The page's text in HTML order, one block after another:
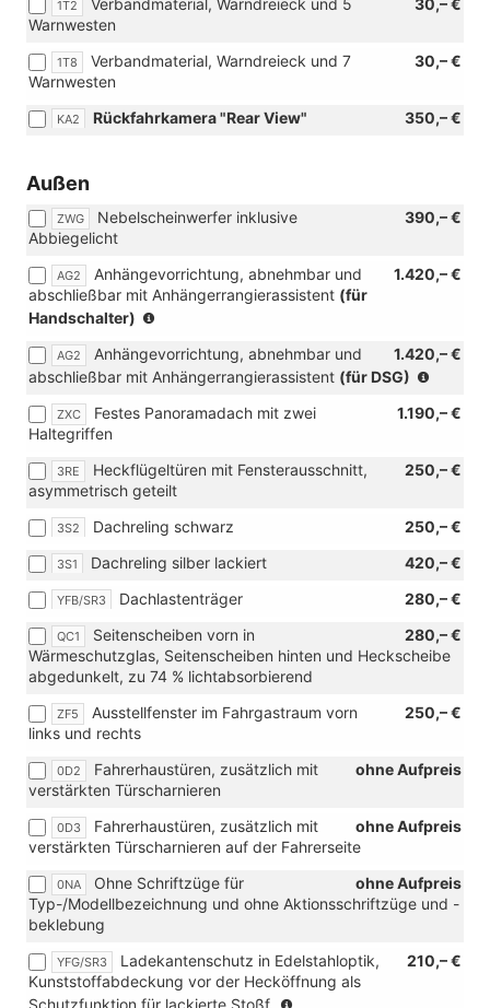
1T2
Warnwesten
1T8 30,– €
Verbandmaterial, Warndreieck und 7
Warnwesten
KA2 350,– €
Rückfahrkamera "Rear View"
Außen
ZWG 390,– €
Nebelscheinwerfer inklusive
Abbiegelicht
AG2 1.420,– €
Anhängevorrichtung, abnehmbar und
abschließbar mit Anhängerrangierassistent (für
Handschalter)
Verbindung
mit
Rückfahrkamera
View"
und
[ZWD]
Parklenkassistent
Car2X)
AG2 1.420,– €
Anhängevorrichtung, abnehmbar und
abschließbar mit Anhängerrangierassistent (für DSG)
View"
und
[ZWB]
ZXC 1.190,– €
Festes Panoramadach mit zwei
Haltegriffen
3RE 250,– €
Heckflügeltüren mit Fensterausschnitt,
asymmetrisch geteilt
3S2 250,– €
Dachreling schwarz
3S1 420,– €
Dachreling silber lackiert
YFB/SR3 280,– €
Dachlastenträger
QC1 280,– €
Seitenscheiben vorn in
Wärmeschutzglas, Seitenscheiben hinten und Heckscheibe
abgedunkelt, zu 74 % lichtabsorbierend
ZF5 250,– €
Ausstellfenster im Fahrgastraum vorn
links und rechts
0D2 ohne Aufpreis
Fahrerhaustüren, zusätzlich mit
verstärkten Türscharnieren
0D3 ohne Aufpreis
Fahrerhaustüren, zusätzlich mit
verstärkten Türscharnieren auf der Fahrerseite
0NA ohne Aufpreis
Ohne Schriftzüge für
Typ-/Modellbezeichnung und ohne Aktionsschriftzüge und -
beklebung
YFG/SR3 210,– €
Ladekantenschutz in Edelstahloptik,
Kunststoffabdeckung vor der Hecköffnung als
Schutzfunktion für lackierte Stoßf.